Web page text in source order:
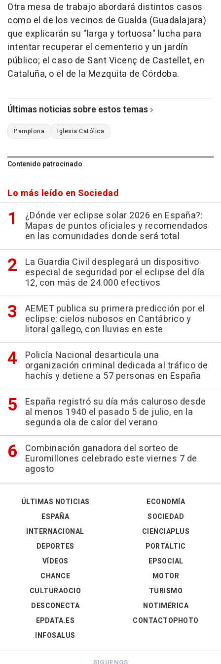
Otra mesa de trabajo abordará distintos casos
como el de los vecinos de Gualda (Guadalajara)
que explicarán su "larga y tortuosa" lucha para
intentar recuperar el cementerio y un jardín
público; el caso de Sant Vicenç de Castellet, en
Cataluña, o el de la Mezquita de Córdoba.
Últimas noticias sobre estos temas
Pamplona Iglesia Católica
Contenido patrocinado
Lo más leído en Sociedad
¿Dónde ver eclipse solar 2026 en España?:
Mapas de puntos oficiales y recomendados
en las comunidades donde será total
La Guardia Civil desplegará un dispositivo
especial de seguridad por el eclipse del día
12, con más de 24.000 efectivos
AEMET publica su primera predicción por el
eclipse: cielos nubosos en Cantábrico y
litoral gallego, con lluvias en este
Policía Nacional desarticula una
organización criminal dedicada al tráfico de
hachís y detiene a 57 personas en España
España registró su día más caluroso desde
al menos 1940 el pasado 5 de julio, en la
segunda ola de calor del verano
Combinación ganadora del sorteo de
Euromillones celebrado este viernes 7 de
agosto
ÚLTIMAS NOTICIAS
ESPAÑA
INTERNACIONAL
DEPORTES
VÍDEOS
ECONOMÍA
SOCIEDAD
CIENCIAPLUS
PORTALTIC
EPSOCIAL
CHANCE
CULTURAOCIO
DESCONECTA
EPDATA.ES
INFOSALUS
MOTOR
TURISMO
NOTIMÉRICA
CONTACTOPHOTO